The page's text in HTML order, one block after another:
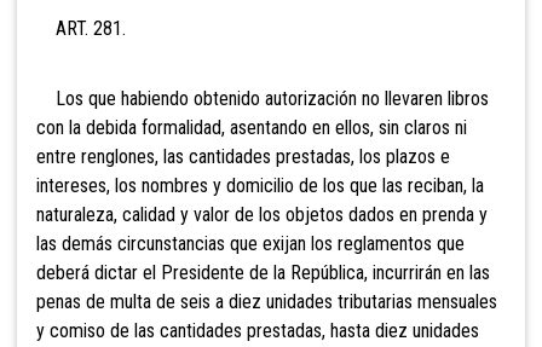
ART. 281.
Los que habiendo obtenido autorización no llevaren libros
con la debida formalidad, asentando en ellos, sin claros ni
entre renglones, las cantidades prestadas, los plazos e
intereses, los nombres y domicilio de los que las reciban, la
naturaleza, calidad y valor de los objetos dados en prenda y
las demás circunstancias que exijan los reglamentos que
deberá dictar el Presidente de la República, incurrirán en las
penas de multa de seis a diez unidades tributarias mensuales
y comiso de las cantidades prestadas, hasta diez unidades